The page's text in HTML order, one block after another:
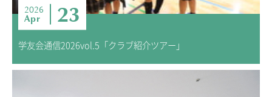
2026
Apr 23
学友会通信2026vol.5「クラブ紹介ツアー」